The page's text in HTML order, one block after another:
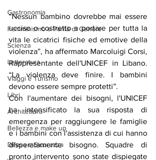
Gastronomia
Femminismo e Parità di Genere
Scienza
Letteratura
Viaggi e Turismo
Libri
Architettura
Bellezza e make up
Difesa e Sicurezza
“Nessun bambino dovrebbe mai essere
ucciso o costretto a portare per tutta la
vita le cicatrici fisiche ed emotive della
violenza”, ha affermato Marcoluigi Corsi,
Rappresentante dell'UNICEF in Libano.
“La violenza deve finire. I bambini
devono essere sempre protetti”.
Con l'aumentare dei bisogni, l'UNICEF
ha intensificato la sua risposta di
emergenza per raggiungere le famiglie
e i bambini con l'assistenza di cui hanno
disperatamente bisogno. Squadre di
pronto intervento sono state dispiegate